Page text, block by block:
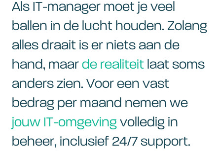
Als IT-manager moet je veel
ballen in de lucht houden. Zolang
alles draait is er niets aan de
hand, maar de realiteit laat soms
anders zien. Voor een vast
bedrag per maand nemen we
jouw IT-omgeving volledig in
beheer, inclusief 24/7 support.